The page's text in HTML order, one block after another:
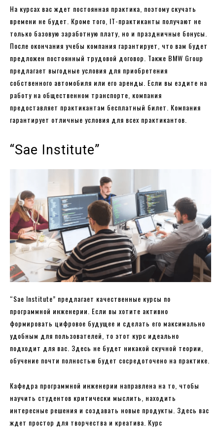
На курсах вас ждет постоянная практика, поэтому скучать
времени не будет. Кроме того, IT-практиканты получают не
только базовую заработную плату, но и праздничные бонусы.
После окончания учебы компания гарантирует, что вам будет
предложен постоянный трудовой договор. Также BMW Group
предлагает выгодные условия для приобретения
собственного автомобиля или его аренды. Если вы ездите на
работу на общественном транспорте, компания
предоставляет практикантам бесплатный билет. Компания
гарантирует отличные условия для всех практикантов.
“Sae Institute”
“Sae Institute” предлагает качественные курсы по
программной инженерии. Если вы хотите активно
формировать цифровое будущее и сделать его максимально
удобным для пользователей, то этот курс идеально
подходит для вас. Здесь не будет никакой скучной теории,
обучение почти полностью будет сосредоточено на практике.
Кафедра программной инженерии направлена ​​на то, чтобы
научить студентов критически мыслить, находить
интересные решения и создавать новые продукты. Здесь вас
ждет простор для творчества и креатива. Курс